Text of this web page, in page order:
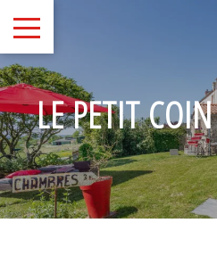
LE PETIT
lun
1
3
-
4
-
5
-
6
-
7
-
10
-
11
-
12
-
13
-
14
-
17
-
18
-
19 20
-
21
-